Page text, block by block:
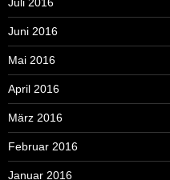
Juni 2016
Mai 2016
April 2016
März 2016
Februar 2016
Januar 2016